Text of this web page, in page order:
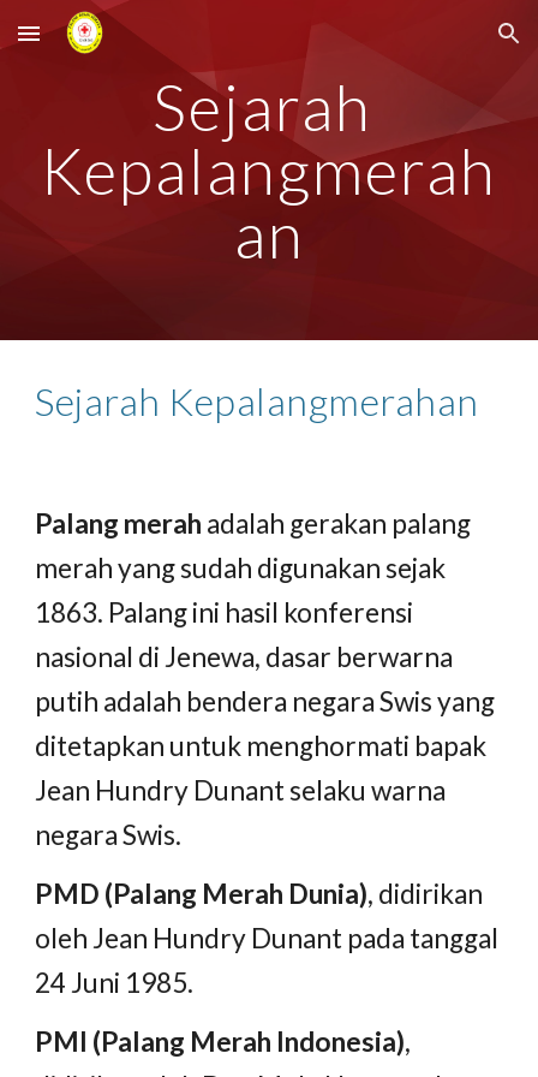
Skip to main content Skip to navigation
Sejarah
Kepalangmerah
an
Sejarah Kepalangmerahan
Palang merah adalah gerakan palang
merah yang sudah digunakan sejak
1863. Palang ini hasil konferensi
nasional di Jenewa, dasar berwarna
putih adalah bendera negara Swis yang
ditetapkan untuk menghormati bapak
Jean Hundry Dunant selaku warna
negara Swis.
PMD (Palang Merah Dunia), didirikan
oleh Jean Hundry Dunant pada tanggal
24 Juni 1985.
PMI (Palang Merah Indonesia),